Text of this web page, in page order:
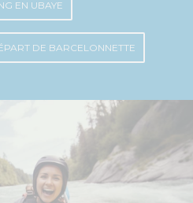
EN UBAYE
DE BARCELONNETTE